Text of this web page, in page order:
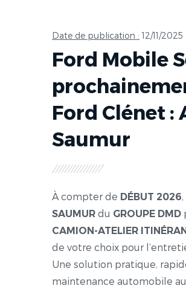
Date de publication : 12/11/2025
Ford Mobile
Ford Clénet :
Saumur
À compter de DÉBUT 2026
SAUMUR du GROUPE DMD
CAMION-ATELIER
de votre choix pour
Une solution pratique,
maintenance automobile